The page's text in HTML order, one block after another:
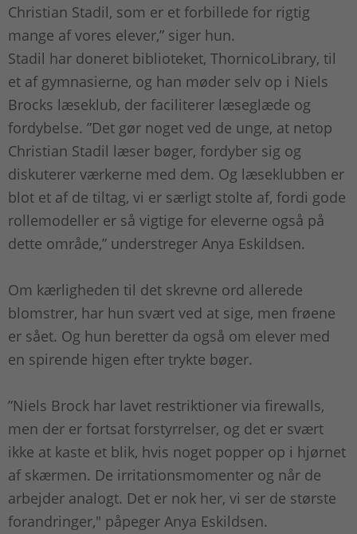
Christian Stadil, som er et forbillede for rigtig
mange af vores elever,” siger hun.
Stadil har doneret biblioteket, ThornicoLibrary, til
et af gymnasierne, og han møder selv op i Niels
Brocks læseklub, der faciliterer læseglæde og
fordybelse. ”Det gør noget ved de unge, at netop
Christian Stadil læser bøger, fordyber sig og
diskuterer værkerne med dem. Og læseklubben er
blot et af de tiltag, vi er særligt stolte af, fordi gode
rollemodeller er så vigtige for eleverne også på
dette område,” understreger Anya Eskildsen.
Om kærligheden til det skrevne ord allerede
blomstrer, har hun svært ved at sige, men frøene
er sået. Og hun beretter da også om elever med
en spirende higen efter trykte bøger.
”Niels Brock har lavet restriktioner via firewalls,
men der er fortsat forstyrrelser, og det er svært
ikke at kaste et blik, hvis noget popper op i hjørnet
af skærmen. De irritationsmomenter og når de
arbejder analogt. Det er nok her, vi ser de største
forandringer," påpeger Anya Eskildsen.